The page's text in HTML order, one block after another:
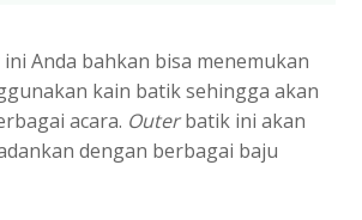
Anda bahkan bisa menemukan
kain batik sehingga akan
acara. Outerbatik ini akan
dengan berbagai baju